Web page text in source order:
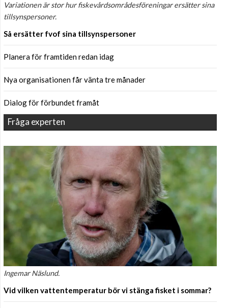
Variationen är stor hur fiskevårdsområdesföreningar ersätter sina
tillsynspersoner.
Så ersätter fvof sina tillsynspersoner
Planera för framtiden redan idag
Nya organisationen får vänta tre månader
Dialog för förbundet framåt
Fråga experten
Ingemar Näslund.
Vid vilken vattentemperatur bör vi stänga fisket i sommar?